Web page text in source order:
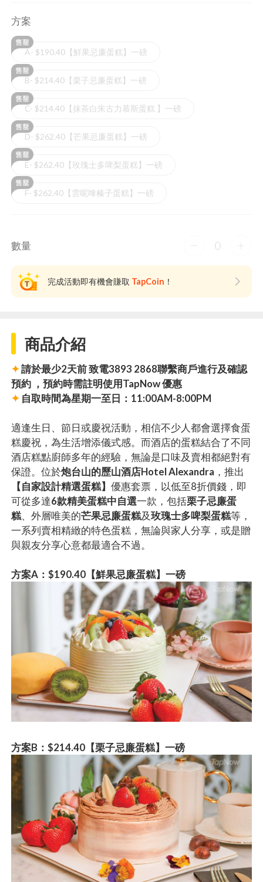
方案
A- $190.40【鮮果忌廉蛋糕】一磅
B- $214.40【栗子忌廉蛋糕】一磅
C- $214.40【抹茶白朱古力慕斯蛋糕 】一磅
D- $262.40【芒果忌廉蛋糕】一磅
E- $262.40【玫瑰士多啤梨蛋糕】一磅
F- $262.40【雲呢嗱榛子蛋糕】一磅
數量 0
完成活動即有機會賺取 TapCoin ！
商品介紹
✦請於最少2天前 致電3893 2868聯繫商戶進行及確認
預約 ，預約時需註明使用TapNow 優惠
✦ 自取時間為星期一至日：11:00AM-8:00PM
適逢生日、節日或慶祝活動，相信不少人都會選擇食蛋
糕慶祝，為生活增添儀式感。而酒店的蛋糕結合了不同
酒店糕點廚師多年的經驗，無論是口味及賣相都絕對有
保證。位於炮台山的歷山酒店Hotel Alexandra ，推出
【自家設計精選蛋糕】優惠套票，以低至8折價錢，即
可從多達6款精美蛋糕中自選一款，包括栗子忌廉蛋
糕、外層唯美的芒果忌廉蛋糕及玫瑰士多啤梨蛋糕等，
一系列賣相精緻的特色蛋糕，無論與家人分享，或是贈
與親友分享心意都最適合不過。
方案A：$190.40【鮮果忌廉蛋糕】一磅
方案B：$214.40【栗子忌廉蛋糕】一磅